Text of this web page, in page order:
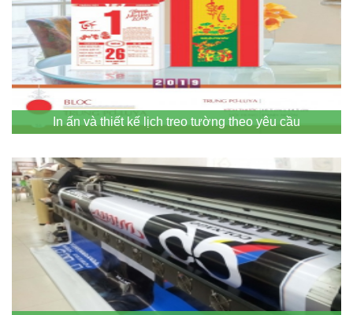
In ấn và thiết kế lịch treo tường theo yêu cầu